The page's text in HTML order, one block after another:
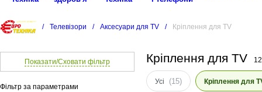
/ Телевізори / Аксесуари для TV / Кріплення для TV
Показати/Сховати фільтр
Фільтр за параметрами
Кріплення для TV 12
Усі (15) Кріплення для